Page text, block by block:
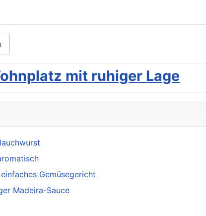
mit ruhiger Lage
Gemüsegericht
Madeira-Sauce